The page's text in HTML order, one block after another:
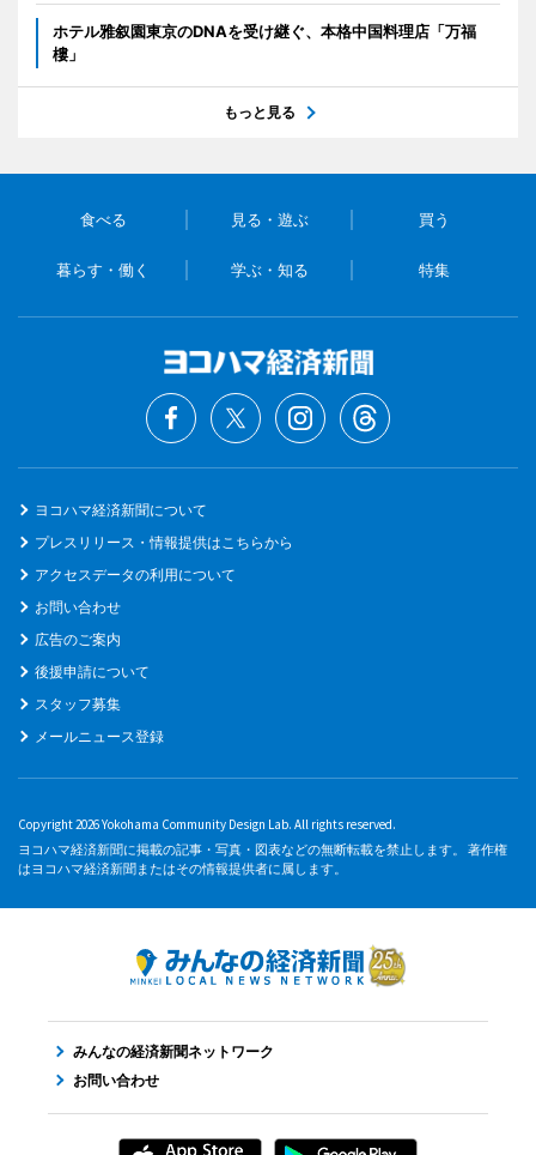
ホテル雅叙園東京のDNAを受け継ぐ、本格中国料理店「万福
樓」
もっと見る
食べる 見る・遊ぶ 買う
暮らす・働く 学ぶ・知る 特集
ヨコハマ経済新聞について
プレスリリース・情報提供はこちらから
アクセスデータの利用について
お問い合わせ
広告のご案内
後援申請について
スタッフ募集
メールニュース登録
Copyright 2026 Yokohama Community Design Lab. All rights reserved.
ヨコハマ経済新聞に掲載の記事・写真・図表などの無断転載を禁止します。 著作権
はヨコハマ経済新聞またはその情報提供者に属します。
みんなの経済新聞ネットワーク
お問い合わせ